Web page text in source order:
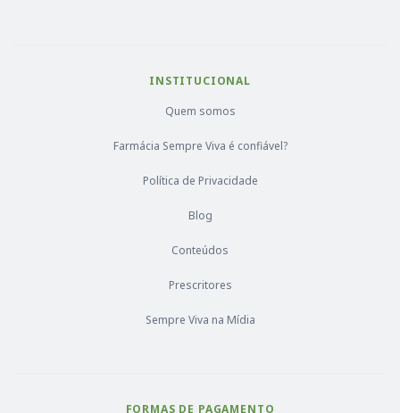
INSTITUCIONAL
Quem somos
Farmácia Sempre Viva é confiável?
Política de Privacidade
Blog
Conteúdos
Prescritores
Sempre Viva na Mídia
FORMAS DE PAGAMENTO